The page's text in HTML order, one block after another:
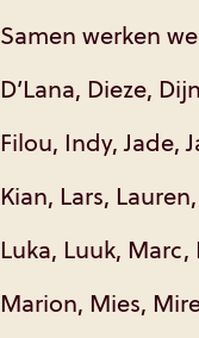
Samen werken
D’Lana, Dieze,
Filou, Indy, Jade,
Kian, Lars,
Luka, Luuk,
Marion, Mies,